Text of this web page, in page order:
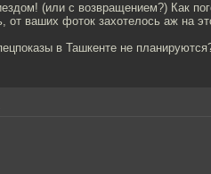
(или с возвращением?) Как
от ваших фоток захотелось аж на
в Ташкенте не